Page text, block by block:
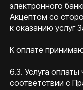
электронного
Акцептом со
к оказанию услуг
К оплате
6.3. Услуга
соответствии с